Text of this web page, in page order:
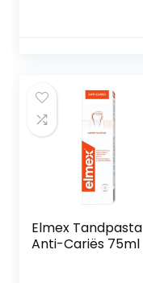
Elmex Tandpasta
Anti-Cariës 75ml